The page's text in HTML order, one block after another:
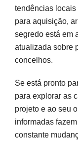
tendências locais
para aquisição,
segredo está em
atualizada sobre
concelhos.
Se está pronto
para explorar as
projeto e ao seu
informadas
constante